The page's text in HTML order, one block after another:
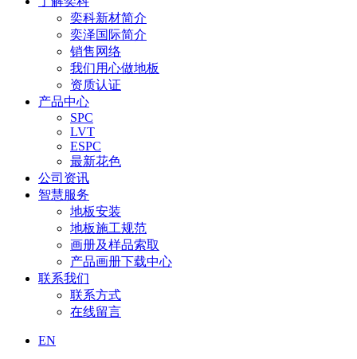
奕科新材简介
奕泽国际简介
销售网络
我们用心做地板
资质认证
产品中心
SPC
LVT
ESPC
最新花色
公司资讯
智慧服务
地板安装
地板施工规范
画册及样品索取
产品画册下载中心
联系我们
联系方式
在线留言
EN